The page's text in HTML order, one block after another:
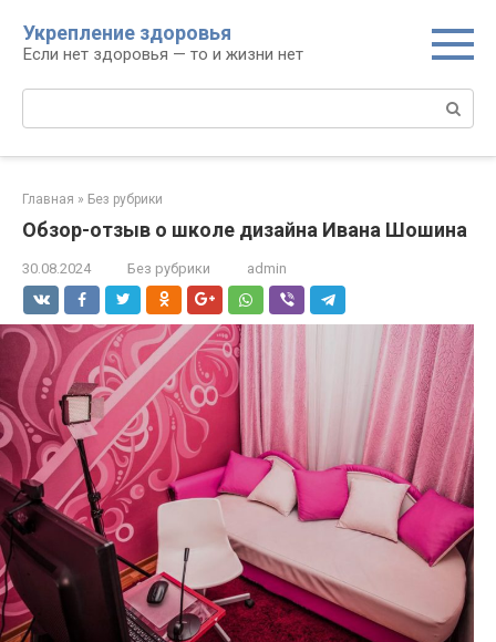
контенту
Укрепление здоровья
Если нет здоровья — то и жизни нет
Поиск:
Главная » Без рубрики
Обзор-отзыв о школе дизайна Ивана Шошина
30.08.2024 Без рубрики admin